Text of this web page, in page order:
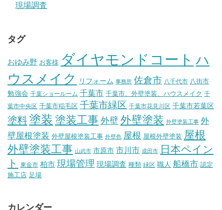
現場調査
タグ
おゆみ野 お客様 ダイヤモンドコート ハ
ウスメイク
リフォーム 事務所 佐倉市 八千代市 八街市
勉強会 千葉ショールーム 千葉市 千葉市、外壁塗装、ハウスメイク 千
葉市中央区 千葉市稲毛区 千葉市緑区 千葉市花見川区 千葉市若葉区
塗料塗装 塗装工事 外壁 外壁塗装 外壁塗装工事 外
壁屋根塗装 外壁屋根塗装工事 外壁色 屋根 屋根外壁塗装 屋根
外壁塗装工事 山武市 市原市 市川市 成田市
日本ペイン
ト
東金市 柏市 現場管理 現場調査 種類 緑区 職人 船橋市 認定
施工店 足場
カレンダー